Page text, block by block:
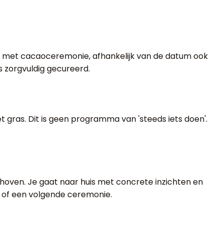
cacaoceremonie, afhankelijk van de datum ook
zorgvuldig gecureerd.
gras. Dit is geen programma van 'steeds iets doen'.
Je gaat naar huis met concrete inzichten en
een volgende ceremonie.